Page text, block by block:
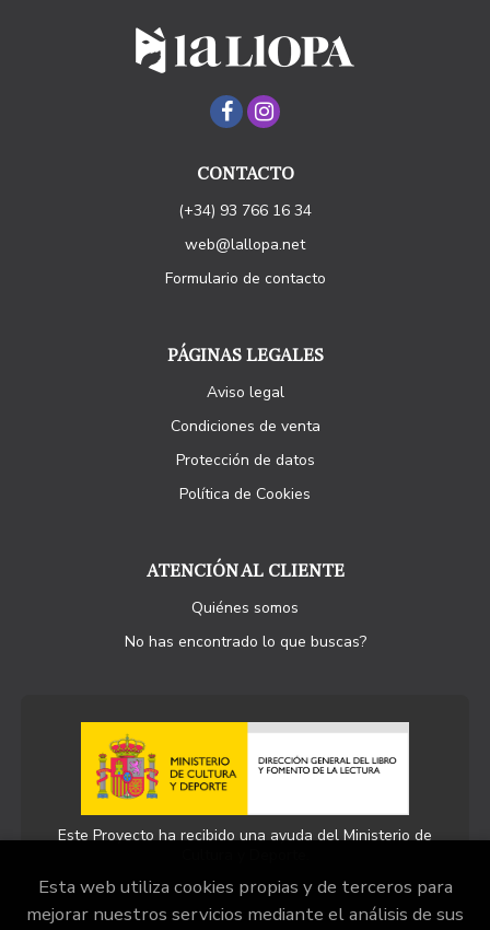
CONTACTO
(+34) 93 766 16 34
web@lallopa.net
Formulario de contacto
PÁGINAS LEGALES
Aviso legal
Condiciones de venta
Protección de datos
Política de Cookies
ATENCIÓN AL CLIENTE
Quiénes somos
No has encontrado lo que buscas?
Este Proyecto ha recibido una ayuda del Ministerio de
Esta web utiliza cookies propias y de terceros para
mejorar nuestros servicios mediante el análisis de sus